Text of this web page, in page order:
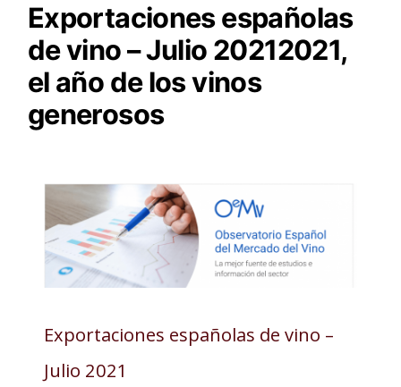
Exportaciones españolas
de vino – Julio 20212021,
el año de los vinos
generosos
Exportaciones españolas de vino –
Julio 2021